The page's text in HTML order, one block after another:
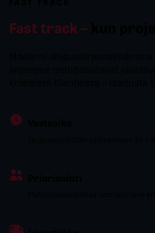
Fast track –